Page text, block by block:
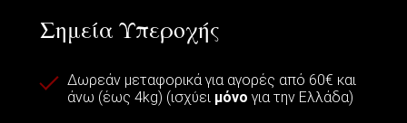
Σημεία Υπεροχής
Δωρεάν μεταφορικά για αγορές από 60€ και
άνω (έως 4kg) (ισχύει μόνο για την Ελλάδα)